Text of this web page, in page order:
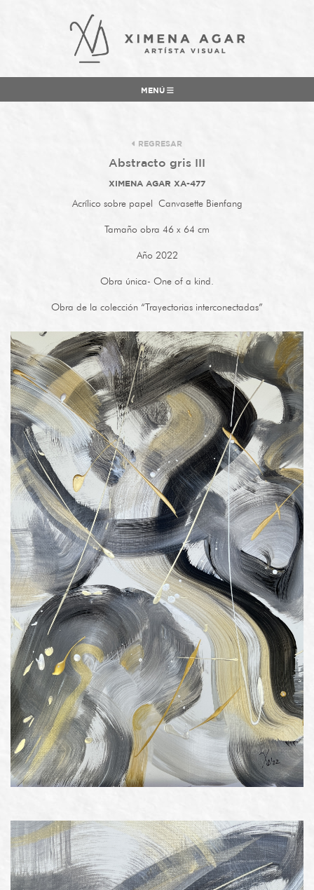
MENÚ
REGRESAR
Abstracto gris III
XIMENA AGAR XA-477
Acrílico sobre papel Canvasette Bienfang
Tamaño obra 46 x 64 cm
Año 2022
Obra única- One of a kind.
Obra de la colección “Trayectorias interconectadas”